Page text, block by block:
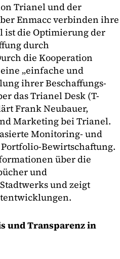
Trianel und der
Enmacc verbinden ihre
die Optimierung der
durch
die Kooperation
„einfache und
ihrer Beschaffungs-
das Trianel Desk (T-
Frank Neubauer,
Marketing bei Trianel.
Monitoring- und
Bewirtschaftung.
über die
und
und zeigt
und Transparenz in